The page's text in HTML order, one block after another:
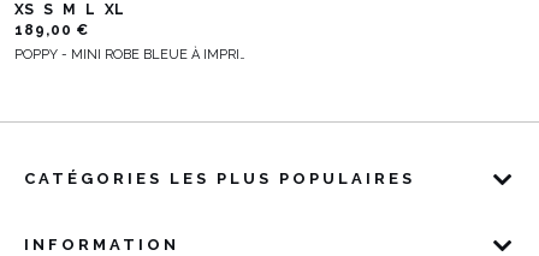
XS S M L
XL
189,00 €
POPPY - MINI ROBE BLEUE À IMPRIMÉ FLORAL
CATÉGORIES LES PLUS POPULAIRES
INFORMATION